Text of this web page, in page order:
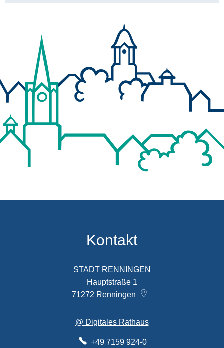
Kontakt
STADT RENNINGEN
Hauptstraße 1
71272 Renningen
@ Digitales Rathaus
+49 7159 924-0